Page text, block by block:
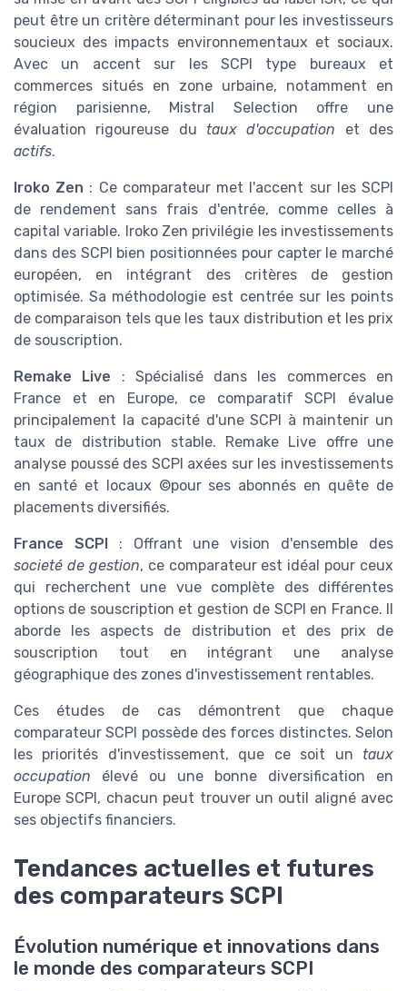
peut être un critère déterminant pour les investisseurs
soucieux des impacts environnementaux et sociaux.
Avec un accent sur les SCPI type bureaux et
commerces situés en zone urbaine, notamment en
région parisienne, Mistral Selection offre une
évaluation rigoureuse du taux d'occupation et des
actifs.
Iroko Zen : Ce comparateur met l'accent sur les SCPI
de rendement sans frais d'entrée, comme celles à
capital variable. Iroko Zen privilégie les investissements
dans des SCPI bien positionnées pour capter le marché
européen, en intégrant des critères de gestion
optimisée. Sa méthodologie est centrée sur les points
de comparaison tels que les taux distribution et les prix
de souscription.
Remake Live : Spécialisé dans les commerces en
France et en Europe, ce comparatif SCPI évalue
principalement la capacité d'une SCPI à maintenir un
taux de distribution stable. Remake Live offre une
analyse poussé des SCPI axées sur les investissements
en santé et locaux ©pour ses abonnés en quête de
placements diversifiés.
France SCPI: Offrant une vision d'ensemble des
societé de gestion, ce comparateur est idéal pour ceux
qui recherchent une vue complète des différentes
options de souscription et gestion de SCPI en France. Il
aborde les aspects de distribution et des prix de
souscription tout en intégrant une analyse
géographique des zones d'investissement rentables.
Ces études de cas démontrent que chaque
comparateur SCPI possède des forces distinctes. Selon
les priorités d'investissement, que ce soit un taux
occupation élevé ou une bonne diversification en
Europe SCPI, chacun peut trouver un outil aligné avec
ses objectifs financiers.
Tendances actuelles et futures
des comparateurs SCPI
Évolution numérique et innovations dans
le monde des comparateurs SCPI